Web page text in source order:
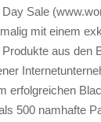
Sale
mit einem
aus den
erfolgreichen
500 namhafte